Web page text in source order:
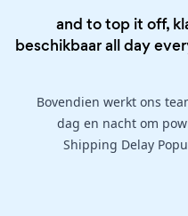
and to top it off,
beschikbaar all day
Bovendien werkt ons
dag en nacht om
Shipping Delay